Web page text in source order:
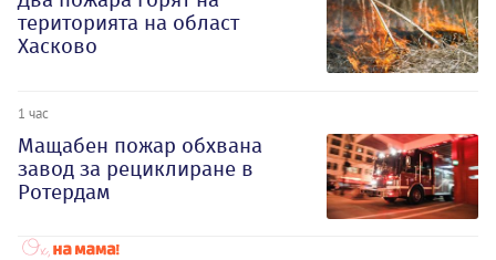
територията на област
Хасково
1 час
Мащабен пожар обхвана
завод за рециклиране в
Ротердам